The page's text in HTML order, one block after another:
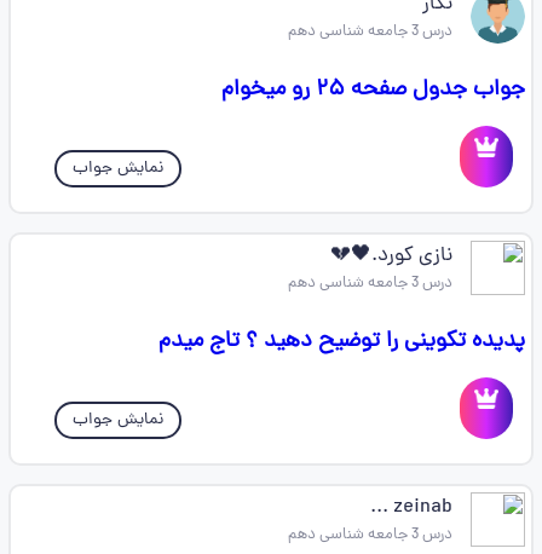
درس 3 جامعه شناسی دهم
جواب جدول صفحه ۲۵ رو میخوام
نمایش جواب
نازی کورد.🖤💔
درس 3 جامعه شناسی دهم
پدیده تکوینی را توضیح دهید ؟ تاج میدم
نمایش جواب
zeinab ...
درس 3 جامعه شناسی دهم